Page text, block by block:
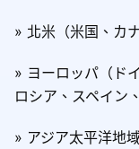
» 北米（米国、カ
» ヨーロッパ（ド
ロシア、スペイン
» アジア太平洋地